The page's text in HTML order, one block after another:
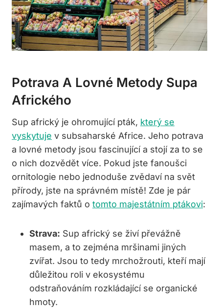
Potrava A Lovné Metody Supa
Afrického
Sup africký je ohromující pták, který se
vyskytuje v subsaharské Africe. Jeho potrava
a lovné metody jsou fascinující a stojí za to se
o nich dozvědět více. Pokud jste fanoušci
ornitologie nebo jednoduše zvědaví na svět
přírody, jste na správném místě! Zde je pár
zajímavých faktů o tomto majestátním ptákovi:
Strava: Sup africký se živí převážně
masem, a to zejména mršinami jiných
zvířat. Jsou to tedy mrchožrouti, kteří mají
důležitou roli v ekosystému
odstraňováním rozkládající se organické
hmoty.